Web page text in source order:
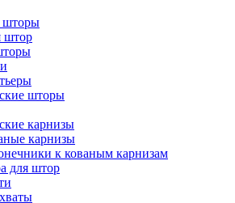
шторы
штор
шторы
карнизы
карнизы
к кованым карнизам
для штор